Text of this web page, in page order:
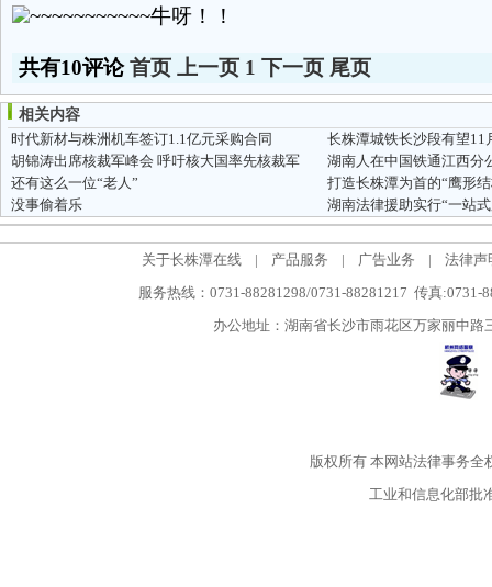
~~~~~~~~~~~牛呀！！
共有10评论首页 上一页 1 下一页 尾页
相关内容
时代新材与株洲机车签订1.1亿元采购合同
长株潭城铁长沙段有望11
胡锦涛出席核裁军峰会 呼吁核大国率先核裁军
还有这么一位“老人”
打造长株潭为首的“鹰形
没事偷着乐
湖南法律援助实行“一站
关于长株潭在线 | 产品服务 | 广告业务 |
法律声
服务热线：0731-88281298/0731-88281217 传真:0731-
办公地址：湖南省长沙市雨花区万家丽中
版权所有本网站法律事务全
工业和信息化部批